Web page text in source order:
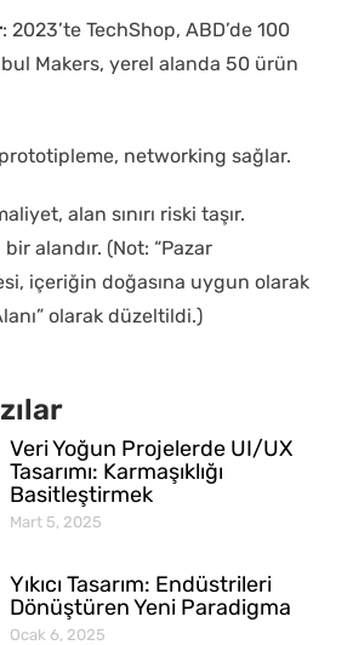
: 2023’te TechShop, ABD’de 100
Makers, yerel alanda 50 ürün
prototipleme, networking sağlar.
alan sınırı riski taşır.
alandır. (Not: “Pazar
içeriğin doğasına uygun olarak
olarak düzeltildi.)
Veri Yoğun Projelerde UI/UX
Tasarımı: Karmaşıklığı
Basitleştirmek
Mart 5, 2025
Yıkıcı Tasarım: Endüstrileri
Dönüştüren Yeni Paradigma
Ocak 6, 2025